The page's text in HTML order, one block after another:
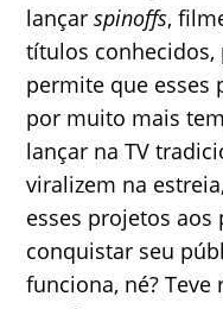
lançarspinoffs,
títulos
permite que esses
por muito mais
lançar na TV
viralizem na
esses projetos
conquistar seu
funciona, né? Teve